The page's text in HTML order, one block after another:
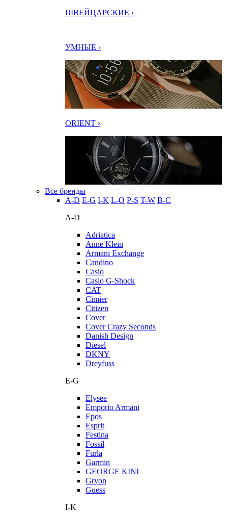
ШВЕЙЦАРСКИЕ ›
УМНЫЕ ›
ORIENT ›
Все бренды
A-D E-G I-K L-O P-S T-W В-С
A-D
Adriatica
Anne Klein
Armani Exchange
Candino
Casio
Casio G-Shock
CAT
Cimier
Citizen
Cover
Cover Crazy Seconds
Danish Design
Diesel
DKNY
Dreyfuss
E-G
Elysee
Emporio Armani
Epos
Esprit
Festina
Fossil
Furla
Garmin
GEORGE KINI
Gryon
Guess
I-K